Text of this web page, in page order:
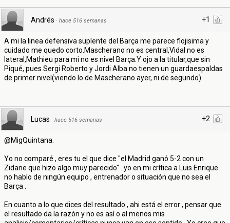
+1
Andrés · hace 516 semanas
A mi la linea defensiva suplente del Barça me parece flojisima y
cuidado me quedo corto.Mascherano no es central,Vidal no es
lateral,Mathieu para mi no es nivel Barça.Y ojo a la titular,que sin
Piqué, pues Sergi Roberto y Jordi Alba no tienen un guardaespaldas
de primer nivel(viendo lo de Mascherano ayer, ni de segundo)
+2
Lucas · hace 516 semanas
@MigQuintana.
Yo no comparé , eres tu el que dice "el Madrid ganó 5-2 con un
Zidane que hizo algo muy parecido"...yo en mi crítica a Luis Enrique
no hablo de ningún equipo , entrenador o situación que no sea el
Barça .
En cuanto a lo que dices del resultado , ahi está el error , pensar que
el resultado da la razón y no es así o al menos mis